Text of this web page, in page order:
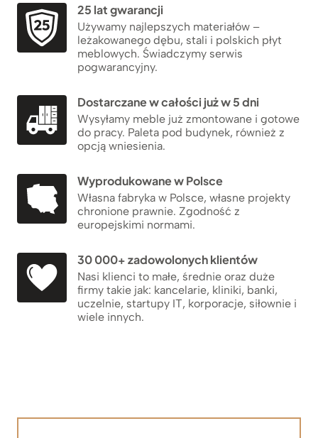
25 lat gwarancji
Używamy najlepszych materiałów –
leżakowanego dębu, stali i polskich płyt
meblowych. Świadczymy serwis
pogwarancyjny.
Dostarczane w całości już w 5 dni
Wysyłamy meble już zmontowane i gotowe
do pracy. Paleta pod budynek, również z
opcją wniesienia.
Wyprodukowane w Polsce
Własna fabryka w Polsce, własne projekty
chronione prawnie. Zgodność z
europejskimi normami.
30 000+ zadowolonych klientów
Nasi klienci to małe, średnie oraz duże
firmy takie jak: kancelarie, kliniki, banki,
uczelnie, startupy IT, korporacje, siłownie i
wiele innych.